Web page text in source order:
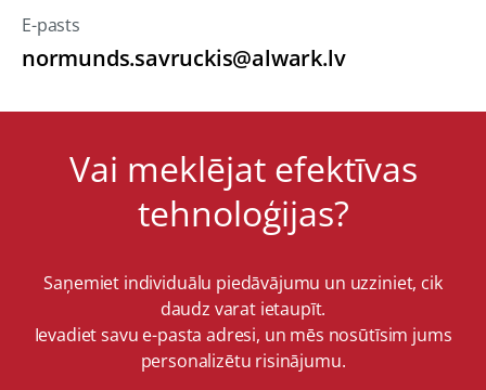
E-pasts
normunds.savruckis@alwark.lv
Vai meklējat efektīvas
tehnoloģijas?
Saņemiet individuālu piedāvājumu un uzziniet, cik
daudz varat ietaupīt.
Ievadiet savu e-pasta adresi, un mēs nosūtīsim jums
personalizētu risinājumu.